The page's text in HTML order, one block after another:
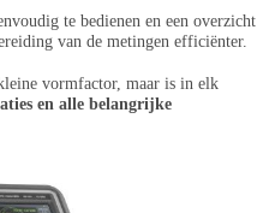
te bedienen en een overzicht
van de metingen efficiënter.
vormfactor, maar is in elk
en alle belangrijke